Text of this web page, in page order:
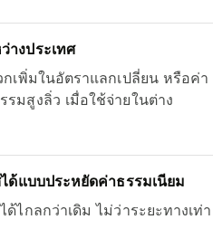
างประเทศ
กเพิ่มในอัตราแลกเปลี่ยน หรือค่า
รมสูงลิ่ว เมื่อใช้จ่ายในต่าง
ด้แบบประหยัดค่าธรรมเนียม
ไกลกว่าเดิม ไม่ว่าระยะทางเท่า